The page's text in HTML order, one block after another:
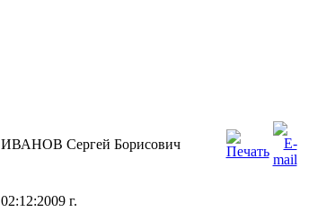
ИВАНОВ Сергей Борисович
02:12:2009 г.